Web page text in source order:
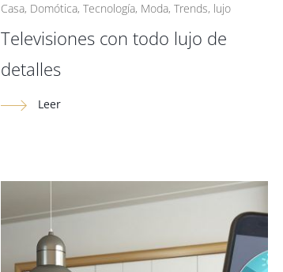
Casa, Domótica, Tecnología, Moda, Trends, lujo
Televisiones con todo lujo de
detalles
Leer